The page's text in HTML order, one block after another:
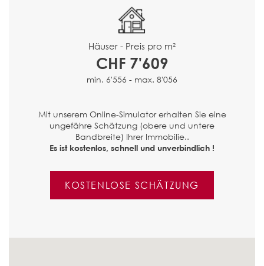
Häuser - Preis pro m²
CHF 7'609
min. 6'556 - max. 8'056
Mit unserem Online-Simulator erhalten Sie eine
ungefähre Schätzung (obere und untere
Bandbreite) Ihrer Immobilie..
Es ist kostenlos, schnell und unverbindlich !
KOSTENLOSE SCHÄTZUNG